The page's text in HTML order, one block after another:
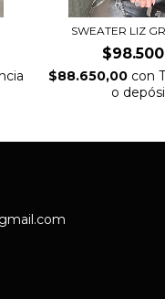
SWEATER LIZ
$88.650,00 con
o